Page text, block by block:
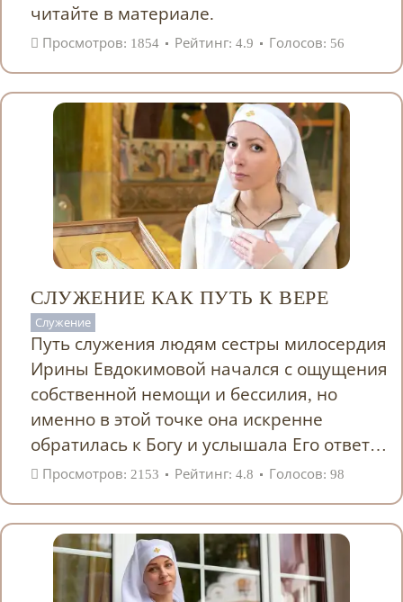
читайте в материале.
Просмотров: 1854 Рейтинг: 4.9 Голосов: 56
СЛУЖЕНИЕ КАК ПУТЬ К ВЕРЕ
Служение
Путь служения людям сестры милосердия
Ирины Евдокимовой начался с ощущения
собственной немощи и бессилия, но
именно в этой точке она искренне
обратилась к Богу и услышала Его ответ…
Просмотров: 2153 Рейтинг: 4.8 Голосов: 98